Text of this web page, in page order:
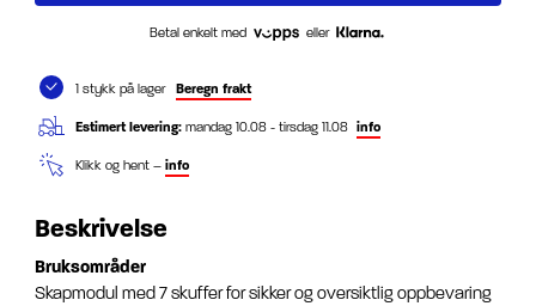
Betal enkelt med eller
1 stykk på lager Beregn frakt
Estimert levering: mandag 10.08 - tirsdag 11.08 info
Klikk og hent – info
Beskrivelse
Bruksområder
Skapmodul med 7 skuffer for sikker og oversiktlig oppbevaring